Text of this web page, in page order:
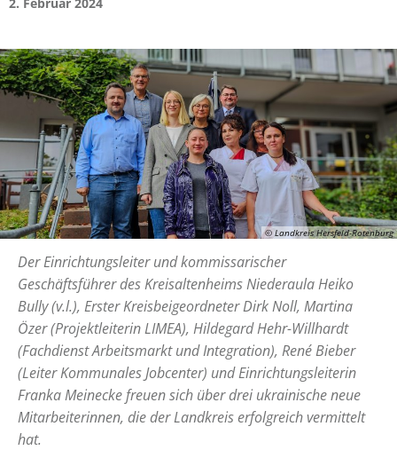
© Landkreis Hersfeld-Rotenburg
Der Einrichtungsleiter und kommissarischer
Geschäftsführer des Kreisaltenheims Niederaula Heiko
Bully (v.l.), Erster Kreisbeigeordneter Dirk Noll, Martina
Özer (Projektleiterin LIMEA), Hildegard Hehr-Willhardt
(Fachdienst Arbeitsmarkt und Integration), René Bieber
(Leiter Kommunales Jobcenter) und Einrichtungsleiterin
Franka Meinecke freuen sich über drei ukrainische neue
Mitarbeiterinnen, die der Landkreis erfolgreich vermittelt
hat.